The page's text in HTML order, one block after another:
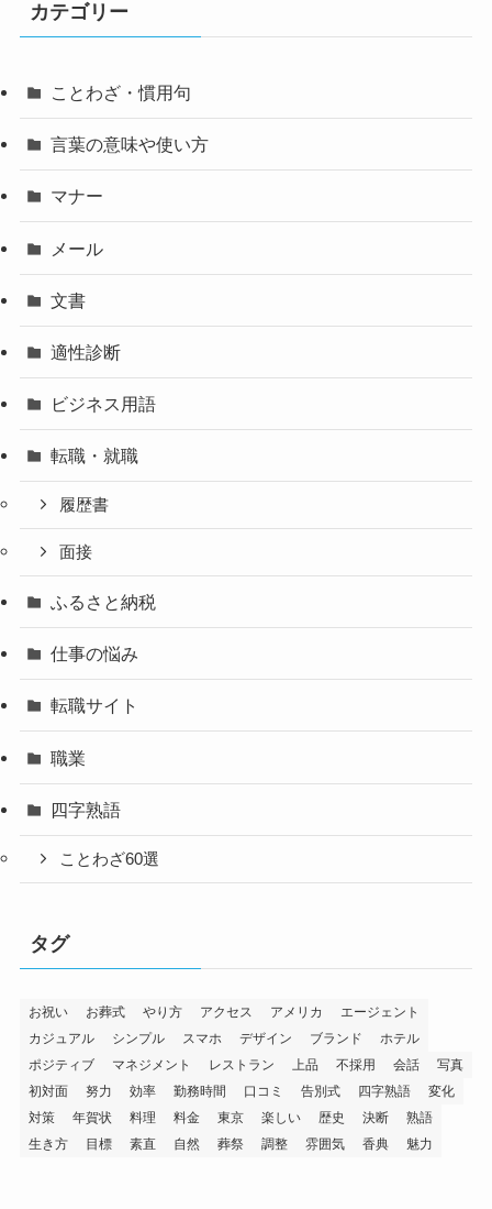
カテゴリー
ことわざ・慣用句
言葉の意味や使い方
マナー
メール
文書
適性診断
ビジネス用語
転職・就職
履歴書
面接
ふるさと納税
仕事の悩み
転職サイト
職業
四字熟語
ことわざ60選
タグ
お祝い お葬式 やり方 アクセス アメリカ
エージェント
カジュアル
シンプル スマホ デザイン ブランド
ホテル
ポジティブ
マネジメント レストラン 上品 不採用 会話
写真
初対面
努力 効率 勤務時間 口コミ 告別式 四字熟語
変化
対策
年賀状 料理 料金 東京 楽しい 歴史 決断
熟語
生き方
目標 素直 自然 葬祭 調整 雰囲気 香典 魅力